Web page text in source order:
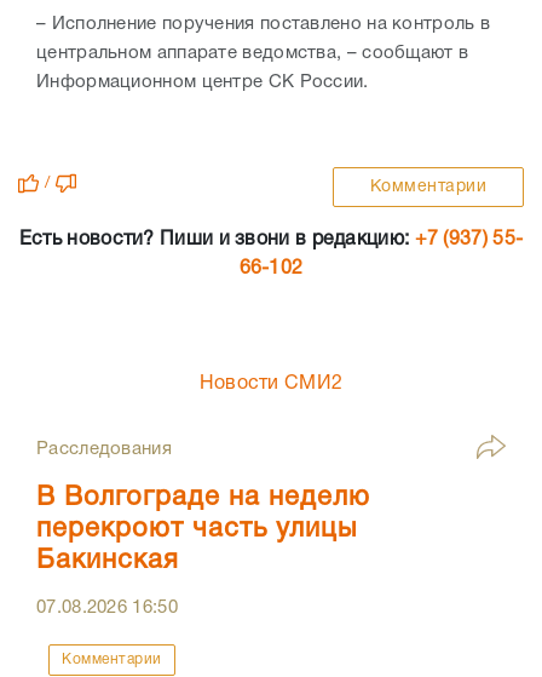
– Исполнение поручения поставлено на контроль в
центральном аппарате ведомства, – сообщают в
Информационном центре СК России.
/ Комментарии
Есть новости? Пиши и звони в редакцию: +7 (937) 55-
66-102
Новости СМИ2
Расследования
В Волгограде на неделю
перекроют часть улицы
Бакинская
07.08.2026 16:50
Комментарии